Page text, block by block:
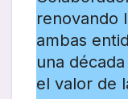
renovando
ambas
una
el valor de